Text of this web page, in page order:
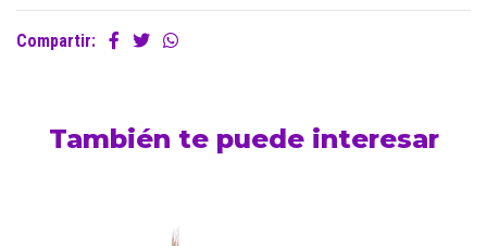
Compartir:
También te puede interesar